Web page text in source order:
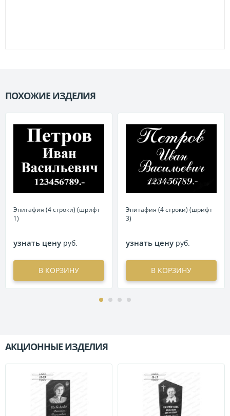
ПОХОЖИЕ ИЗДЕЛИЯ
Эпитафия (4 строки) (шрифт
1)
узнать цену руб.
В КОРЗИНУ
Эпитафия (4 строки) (шрифт
3)
узнать цену руб.
В КОРЗИНУ
АКЦИОННЫЕ ИЗДЕЛИЯ